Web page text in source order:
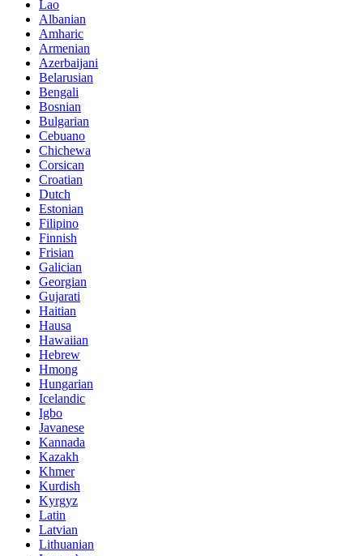
Lao
Albanian
Amharic
Armenian
Azerbaijani
Belarusian
Bengali
Bosnian
Bulgarian
Cebuano
Chichewa
Corsican
Croatian
Dutch
Estonian
Filipino
Finnish
Frisian
Galician
Georgian
Gujarati
Haitian
Hausa
Hawaiian
Hebrew
Hmong
Hungarian
Icelandic
Igbo
Javanese
Kannada
Kazakh
Khmer
Kurdish
Kyrgyz
Latin
Latvian
Lithuanian